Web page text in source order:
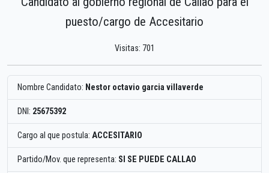
puesto/cargo de Accesitario
Visitas: 701
Nombre Candidato: Nestor octavio garcia villaverde
DNI: 25675392
Cargo al que postula: ACCESITARIO
Partido/Mov. que representa: SI SE PUEDE CALLAO